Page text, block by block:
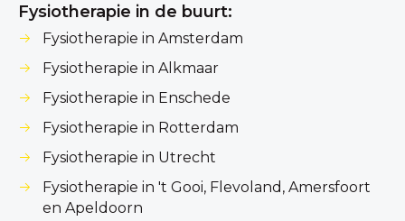
Fysiotherapie in de buurt:
Fysiotherapie in Amsterdam
Fysiotherapie in Alkmaar
Fysiotherapie in Enschede
Fysiotherapie in Rotterdam
Fysiotherapie in Utrecht
Fysiotherapie in 't Gooi, Flevoland, Amersfoort
en Apeldoorn